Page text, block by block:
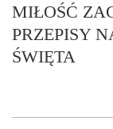
MIŁOŚĆ
PRZEPISY
ŚWIĘTA